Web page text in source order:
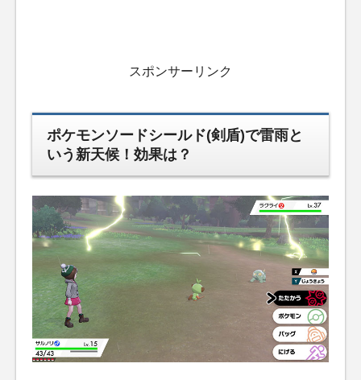
スポンサーリンク
ポケモンソードシールド(剣盾)で雷雨と
いう新天候！効果は？